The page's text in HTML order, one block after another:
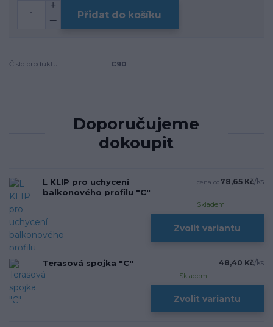
Přidat do košíku
Číslo produktu: C90
Doporučujeme
dokoupit
L KLIP pro uchycení
balkonového profilu "C"
cena od78,65 Kč/ks
Skladem
Zvolit variantu
Terasová spojka "C" 48,40 Kč/ks
Skladem
Zvolit variantu